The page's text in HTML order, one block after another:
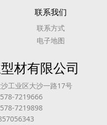
联系我们
联系方式
电子地图
材有限公司
工业区大沙一路17号
7219666
7219898